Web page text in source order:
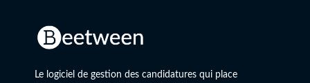
Le logiciel de gestion des candidatures qui place